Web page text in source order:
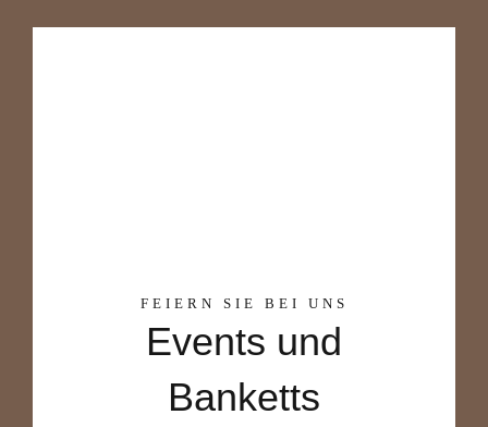
FEIERN SIE BEI UNS
Events und
Banketts